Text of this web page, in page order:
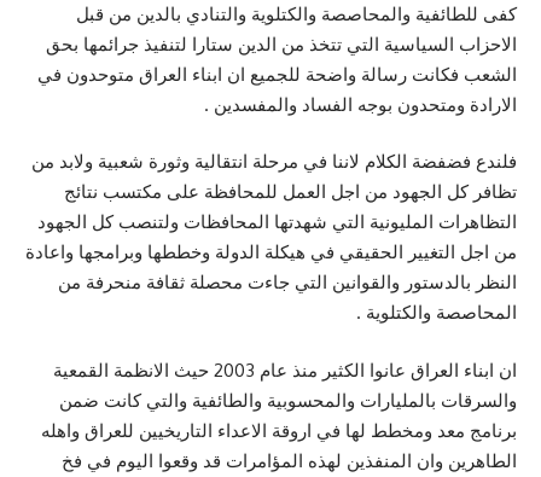
كفى للطائفية والمحاصصة والكتلوية والتنادي بالدين من قبل
الاحزاب السياسية التي تتخذ من الدين ستارا لتنفيذ جرائمها بحق
الشعب فكانت رسالة واضحة للجميع ان ابناء العراق متوحدون في
الارادة ومتحدون بوجه الفساد والمفسدين .
فلندع فضفضة الكلام لاننا في مرحلة انتقالية وثورة شعبية ولابد من
تظافر كل الجهود من اجل العمل للمحافظة على مكتسب نتائج
التظاهرات المليونية التي شهدتها المحافظات ولتنصب كل الجهود
من اجل التغيير الحقيقي في هيكلة الدولة وخططها وبرامجها واعادة
النظر بالدستور والقوانين التي جاءت محصلة ثقافة منحرفة من
المحاصصة والكتلوية .
ان ابناء العراق عانوا الكثير منذ عام 2003 حيث الانظمة القمعية
والسرقات بالمليارات والمحسوبية والطائفية والتي كانت ضمن
برنامج معد ومخطط لها في اروقة الاعداء التاريخيين للعراق واهله
الطاهرين وان المنفذين لهذه المؤامرات قد وقعوا اليوم في فخ